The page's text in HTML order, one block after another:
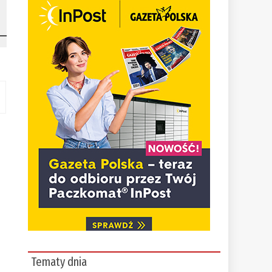
Tematy dnia